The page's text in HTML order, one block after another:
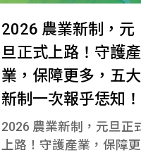
2026 農業新制，元
旦正式上路！守護產
業，保障更多，五大
新制一次報乎恁知！
2026 農業新制，元旦正
上路！守護產業，保障更